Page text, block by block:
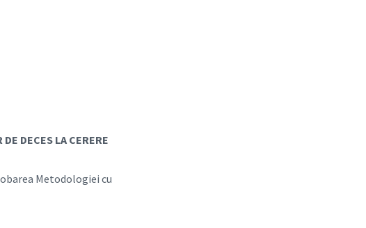
DECES LA CERERE
Metodologiei cu